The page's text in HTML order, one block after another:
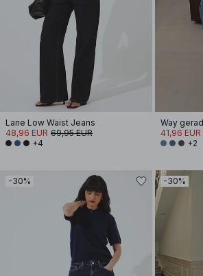
Lane Low Waist Jeans
48,96 EUR 69,95 EUR
+4
41,96 EUR
+2
-30% -30%